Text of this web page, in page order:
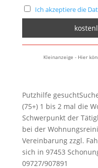
Ich akzeptiere die
Kleinanzeige - Hier
Putzhilfe
(75+) 1 bis 2 mal die
Schwerpunkt der
bei der
Vereinbarung zzgl.
sich in 97453
09727/907891